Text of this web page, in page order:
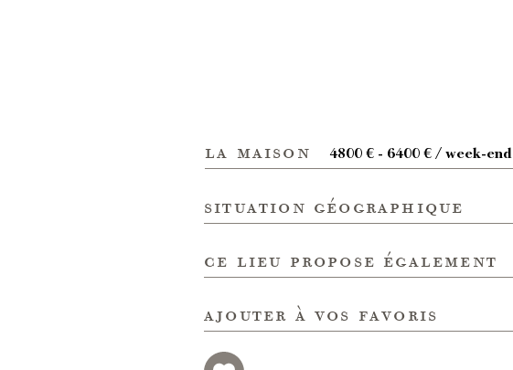
la maison 4800 € - 6400 € / week-end
situation géographique
ce lieu propose également
ajouter à vos favoris